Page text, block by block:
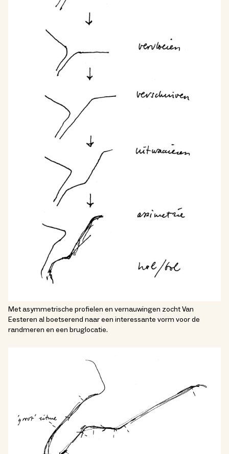
Met asymmetrische profielen en vernauwingen zocht Van
Eesteren al boetserend naar een interessante vorm voor de
randmeren en een bruglocatie.